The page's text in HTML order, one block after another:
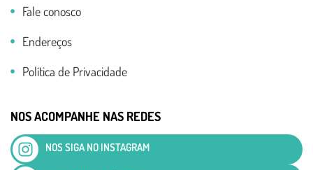
Fale conosco
Endereços
Política de Privacidade
NOS ACOMPANHE NAS REDES
NOS SIGA NO INSTAGRAM